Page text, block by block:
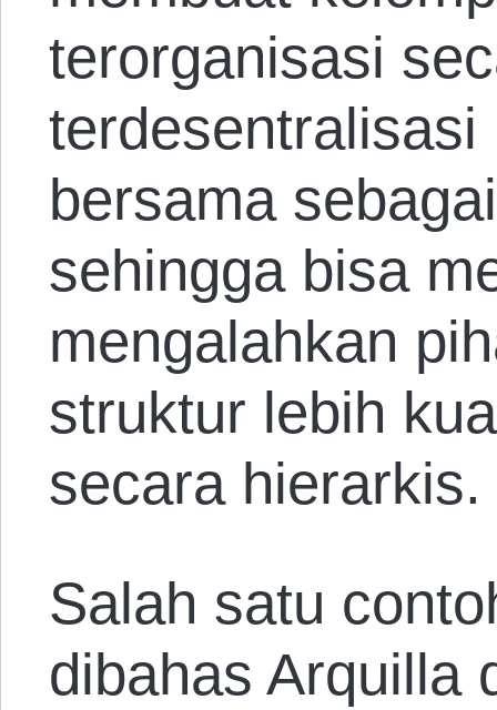
terorganisasi
bersama
sehingga bisa
mengalahkan
struktur lebih
secara hierarkis.
Salah satu
dibahas Arquilla